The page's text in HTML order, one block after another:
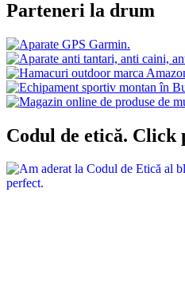
Parteneri la drum
Codul de etică.